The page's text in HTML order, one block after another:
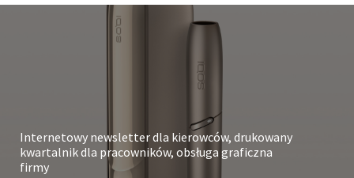
Internetowy newsletter dla kierowców, drukowany
kwartalnik dla pracowników, obsługa graficzna
firmy